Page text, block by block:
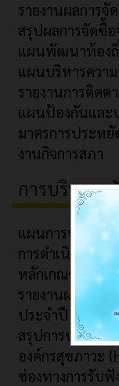
รายงานผลการ
สรุปผลการจัดซื้
แผนพัฒนาท้อง
แผนบริหารควา
รายงานการติด
แผนป้องกันและ
มาตรการประห
งานกิจการสภา
การบริหาร
แผนการบริหาร
การดำเนินการ
หลักเกณฑ์การบ
รายงานผลการ
ประจำปี
สรุปการประชุม
องค์กรสุขภาวะ
ช่องทางการรับ